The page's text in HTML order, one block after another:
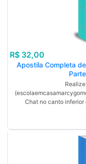
R$ 32,00
Apostila Completa
Chat no canto inferior